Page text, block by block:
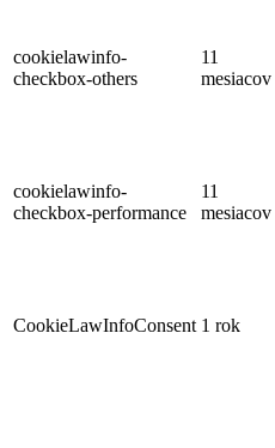
cookielawinfo-
checkbox-others
11
mesiacov
cookielawinfo-
checkbox-performance
11
mesiacov
CookieLawInfoConsent 1 rok